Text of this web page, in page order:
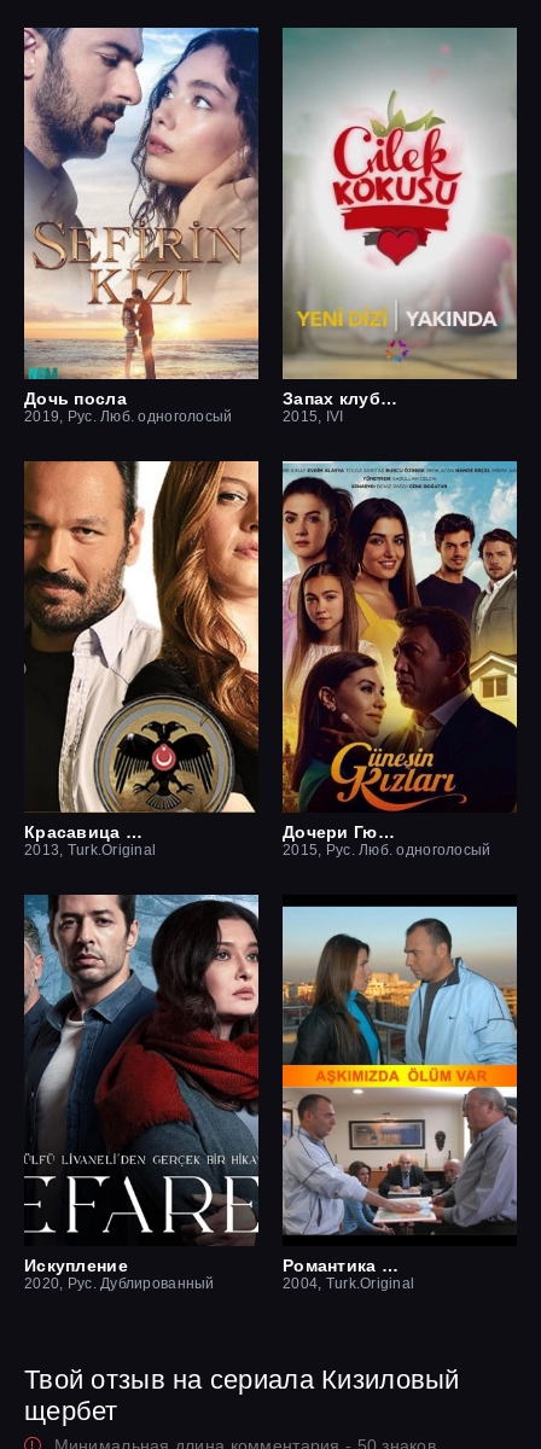
Дочь посла
2019, Рус. Люб. одноголосый
Запах клубники
2015, IVI
Красавица и чудовище
2013, Turk.Original
Дочери Гюнеш
2015, Рус. Люб. одноголосый
Искупление
2020, Рус. Дублированный
Романтика смерти
2004, Turk.Original
Твой отзыв на сериала Кизиловый
щербет